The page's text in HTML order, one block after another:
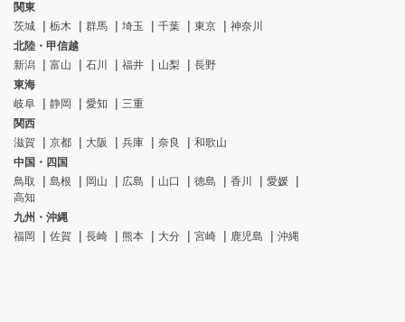
関東
茨城
栃木 群馬 埼玉 千葉 東京
神奈川
北陸・甲信越
新潟
富山 石川 福井 山梨
長野
東海
岐阜
静岡 愛知
三重
関西
滋賀
京都 大阪 兵庫 奈良
和歌山
中国・四国
鳥取
島根 岡山 広島 山口 徳島 香川
愛媛
高知
九州・沖縄
福岡
佐賀 長崎 熊本 大分 宮崎 鹿児島 沖縄